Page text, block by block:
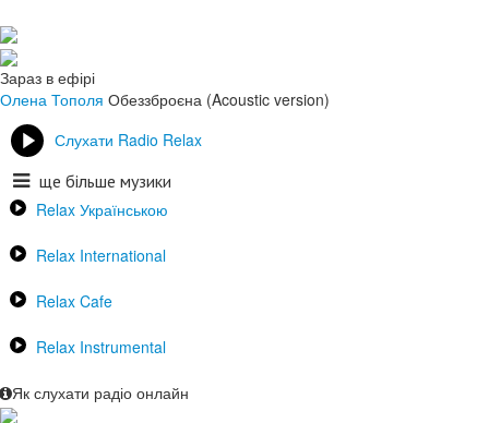
Зараз в ефірі
Олена Тополя Обеззброєна (Acoustic version)
Слухати Radio Relax
ще більше музики
Relax Українською
Relax International
Relax Cafe
Relax Instrumental
Як слухати радіо онлайн